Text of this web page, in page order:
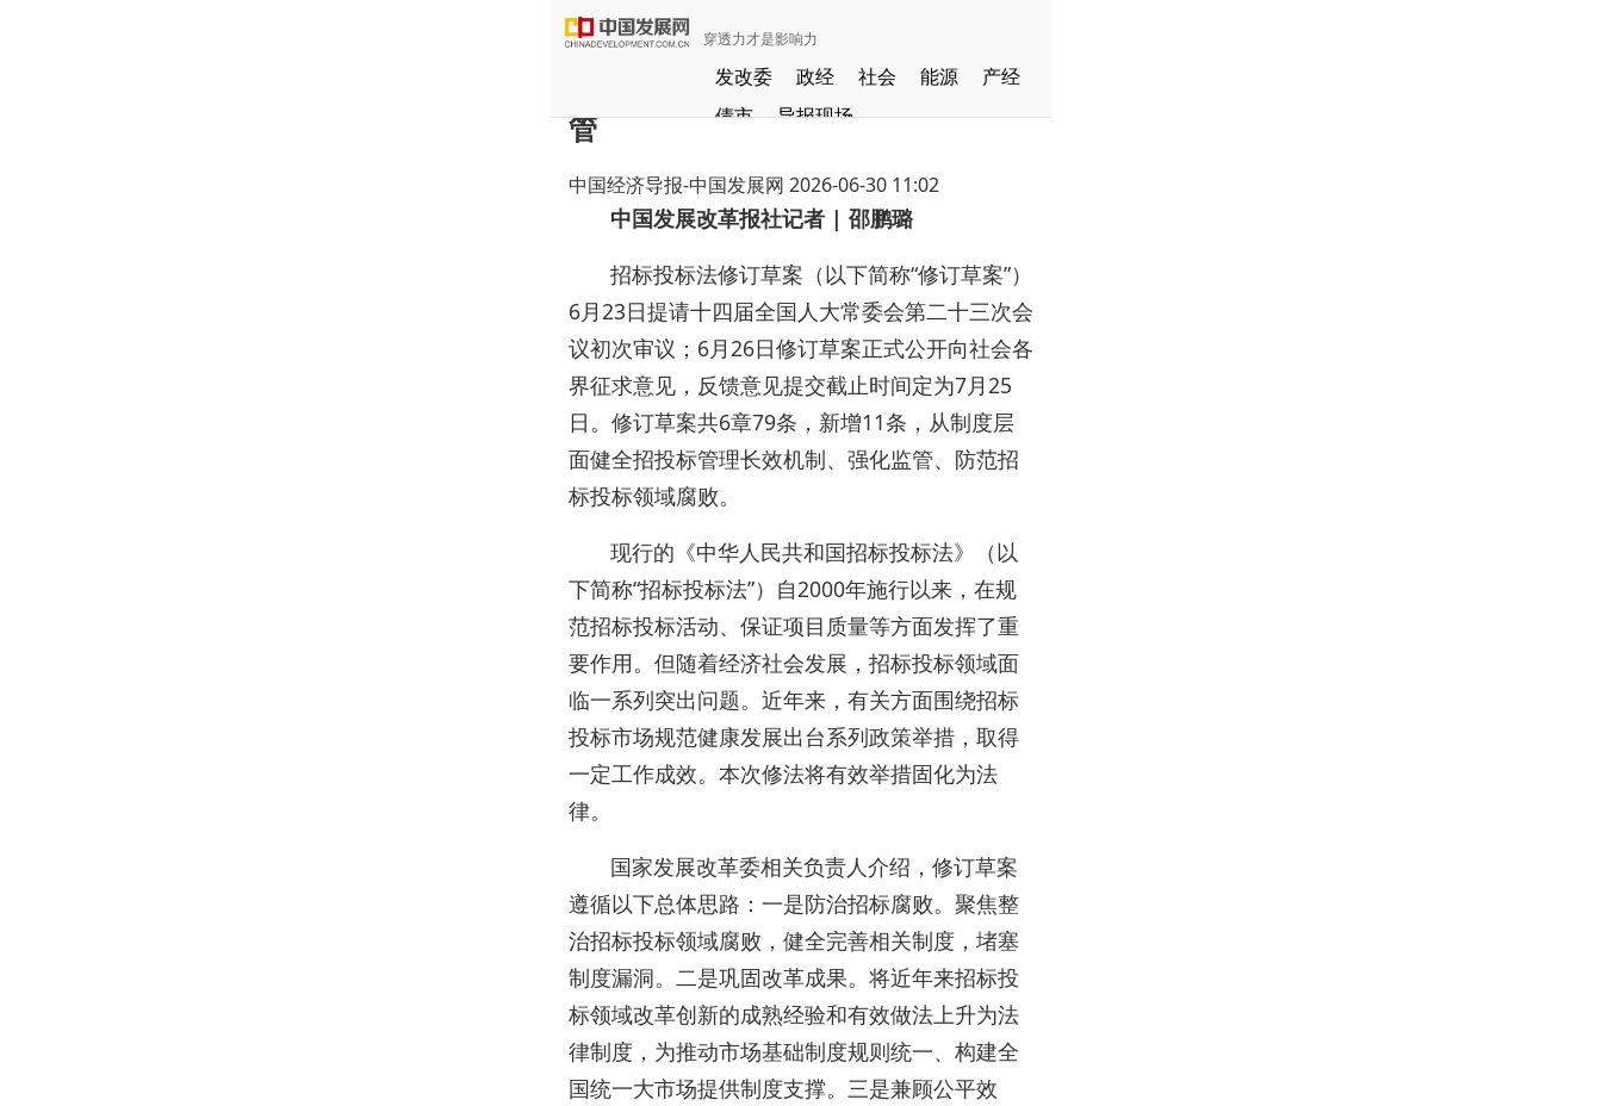
穿透力才是影响力
发改委 政经 社会 能源
产经
债市
导报现场
长江经济带
国家级新区
品牌
发展导航
京津冀协同发展
一带一路
G60
国家援疆
中部崛起
全国闲置资产信息共享平台
粤港澳大湾区
招投标法修订草案公布 强化全链条监
管
中国经济导报-中国发展网 2026-06-30 11:02
中国发展改革报社记者 | 邵鹏璐
招标投标法修订草案（以下简称“修订草案”）
6月23日提请十四届全国人大常委会第二十三次会
议初次审议；6月26日修订草案正式公开向社会各
界征求意见，反馈意见提交截止时间定为7月25
日。修订草案共6章79条，新增11条，从制度层
面健全招投标管理长效机制、强化监管、防范招
标投标领域腐败。
现行的《中华人民共和国招标投标法》（以
下简称“招标投标法”）自2000年施行以来，在规
范招标投标活动、保证项目质量等方面发挥了重
要作用。但随着经济社会发展，招标投标领域面
临一系列突出问题。近年来，有关方面围绕招标
投标市场规范健康发展出台系列政策举措，取得
一定工作成效。本次修法将有效举措固化为法
律。
国家发展改革委相关负责人介绍，修订草案
遵循以下总体思路：一是防治招标腐败。聚焦整
治招标投标领域腐败，健全完善相关制度，堵塞
制度漏洞。二是巩固改革成果。将近年来招标投
标领域改革创新的成熟经验和有效做法上升为法
律制度，为推动市场基础制度规则统一、构建全
国统一大市场提供制度支撑。三是兼顾公平效